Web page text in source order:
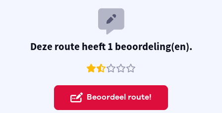
Deze route heeft 1 beoordeling(en).
Beoordeel route!